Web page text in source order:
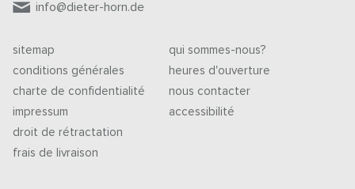
info@dieter-horn.de
sitemap
conditions générales
charte de confidentialité
impressum
droit de rétractation
frais de livraison
qui sommes-nous?
heures d'ouverture
nous contacter
accessibilité